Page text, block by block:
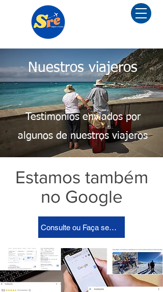
Nuestros viajeros
Testimonios enviados por
algunos de nuestros viajeros
Estamos também
no Google
Consulte ou Faça seu Depoimento